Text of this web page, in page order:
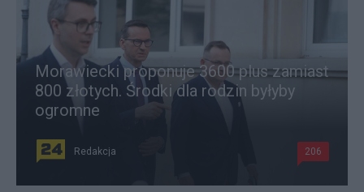
Morawiecki proponuje 3600 plus zamiast
800 złotych. Środki dla rodzin byłyby
ogromne
Redakcja 206